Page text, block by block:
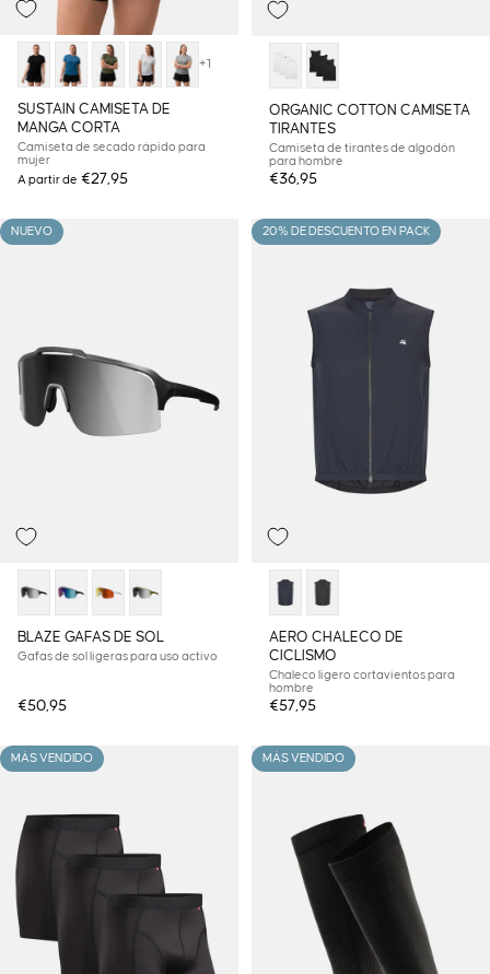
+1
SUSTAIN CAMISETA DE
MANGA CORTA
Camiseta de secado rápido para
mujer
A partir de €27,95
ORGANIC COTTON CAMISETA
TIRANTES
Camiseta de tirantes de algodón
para hombre
€36,95
NUEVO
BLAZE GAFAS DE SOL
Gafas de sol ligeras para uso activo
€50,95
20% DE DESCUENTO EN PACK
AERO CHALECO DE
CICLISMO
Chaleco ligero cortavientos para
hombre
€57,95
MÁS VENDIDO MÁS VENDIDO